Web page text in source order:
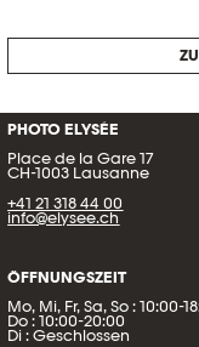
PHOTO ELYSÉE
Place de la Gare 17
CH-1003 Lausanne
+41 21 318 44 00
info@elysee.ch
ÖFFNUNGSZEIT
Mo, Mi, Fr, Sa, So : 10:00-
Do : 10:00-20:00
Di : Geschlossen